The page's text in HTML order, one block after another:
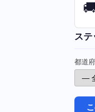
ス
都道